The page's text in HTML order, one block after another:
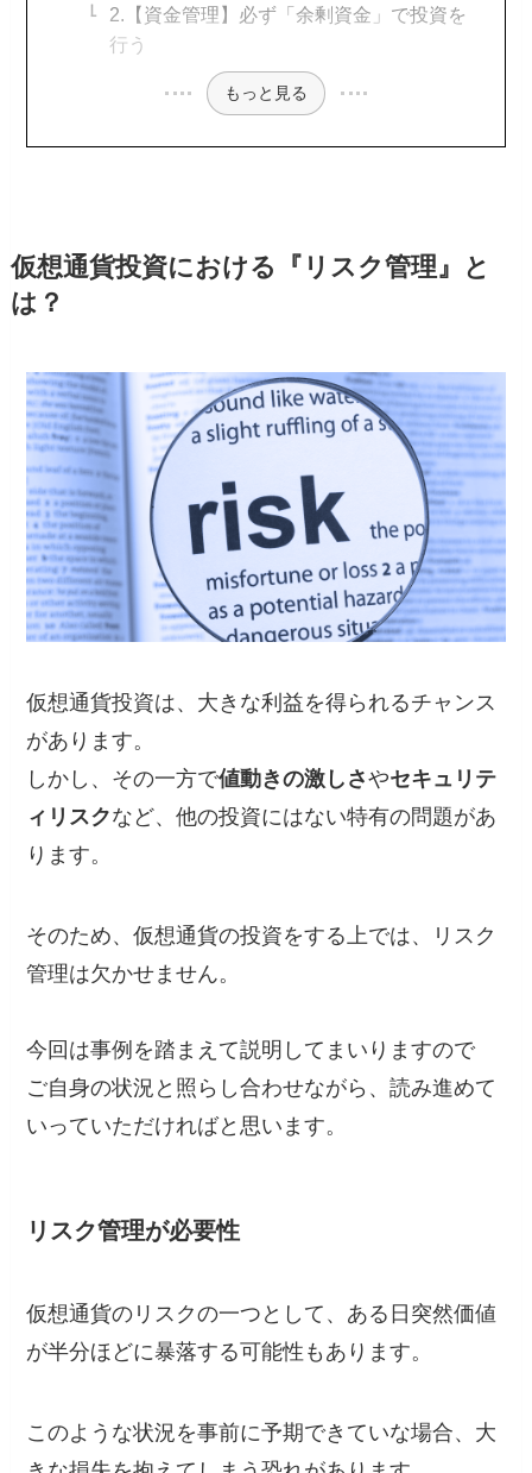
2.【資金管理】必ず「余剰資金」で投資を
行う
もっと見る
仮想通貨投資における『リスク管理』と
は？
仮想通貨投資は、大きな利益を得られるチャンス
があります。
しかし、その一方で値動きの激しさやセキュリテ
ィリスクなど、他の投資にはない特有の問題があ
ります。
そのため、仮想通貨の投資をする上では、リスク
管理は欠かせません。
今回は事例を踏まえて説明してまいりますので
ご自身の状況と照らし合わせながら、読み進めて
いっていただければと思います。
リスク管理が必要性
仮想通貨のリスクの一つとして、ある日突然価値
が半分ほどに暴落する可能性もあります。
このような状況を事前に予期できていな場合、大